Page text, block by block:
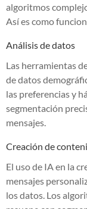
algoritmos
Así es como
Análisis de datos
Las herramientas
de datos
las preferencias y
segmentación
mensajes.
Creación de
El uso de IA en la
mensajes
los datos. Los